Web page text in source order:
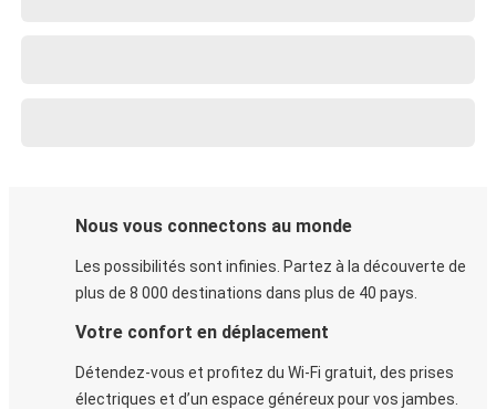
Nous vous connectons au monde
Les possibilités sont infinies. Partez à la découverte de
plus de 8 000 destinations dans plus de 40 pays.
Votre confort en déplacement
Détendez-vous et profitez du Wi-Fi gratuit, des prises
électriques et d’un espace généreux pour vos jambes.